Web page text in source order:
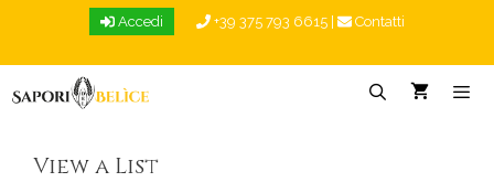
Accedi +39 375 793 6615 Contatti
View a List